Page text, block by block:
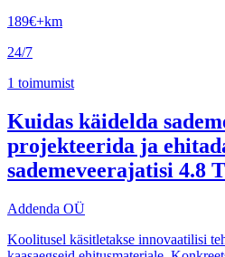
189€+km
24/7
1 toimumist
Kuidas käidelda
projekteerida ja
sademeveerajatisi 4.8
Addenda OÜ
Koolitusel käsitletakse innovaatilisi